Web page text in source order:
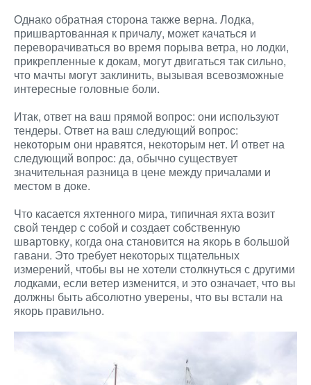
Однако обратная сторона также верна. Лодка,
пришвартованная к причалу, может качаться и
переворачиваться во время порыва ветра, но лодки,
прикрепленные к докам, могут двигаться так сильно,
что мачты могут заклинить, вызывая всевозможные
интересные головные боли.
Итак, ответ на ваш прямой вопрос: они используют
тендеры. Ответ на ваш следующий вопрос:
некоторым они нравятся, некоторым нет. И ответ на
следующий вопрос: да, обычно существует
значительная разница в цене между причалами и
местом в доке.
Что касается яхтенного мира, типичная яхта возит
свой тендер с собой и создает собственную
швартовку, когда она становится на якорь в большой
гавани. Это требует некоторых тщательных
измерений, чтобы вы не хотели столкнуться с другими
лодками, если ветер изменится, и это означает, что вы
должны быть абсолютно уверены, что вы встали на
якорь правильно.